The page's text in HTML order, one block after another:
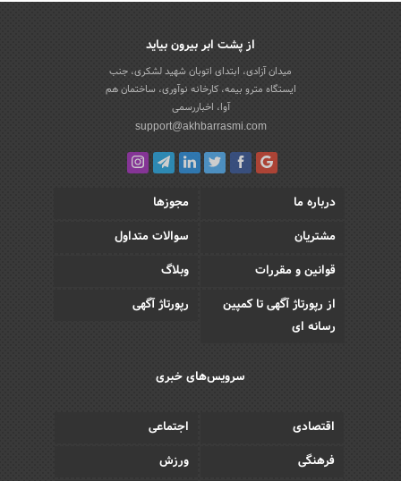
از پشت ابر بیرون بیاید
میدان آزادی، ابتدای اتوبان شهید لشکری، جنب
ایستگاه مترو بیمه، کارخانه نوآوری، ساختمان هم
آوا، اخباررسمی
support@akhbarrasmi.com
درباره ما
مجوزها
مشتریان
سوالات متداول
قوانین و مقررات
وبلاگ
از رپورتاژ آگهی تا کمپین
رسانه ای
رپورتاژ آگهی
سرویس‌های خبری
اقتصادی
اجتماعی
فرهنگی
ورزش